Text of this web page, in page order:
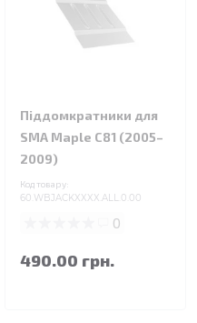
Піддомкратники для
SMA Maple C81 (2005–
2009)
Код товару:
60.WBJACKXXXX.ALL.0.00
0
490.00 грн.